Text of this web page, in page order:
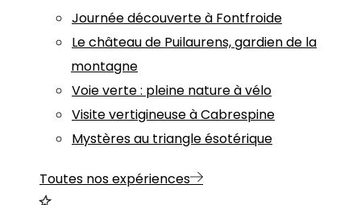
Journée découverte à Fontfroide
Le château de Puilaurens, gardien de la
montagne
Voie verte : pleine nature à vélo
Visite vertigineuse à Cabrespine
Mystères au triangle ésotérique
Toutes nos expériences